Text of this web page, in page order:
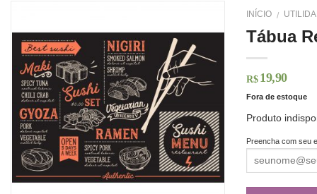
INÍCIO /
Tábua
R$ 19,90
Fora de estoque
Produto
Preencha com seu